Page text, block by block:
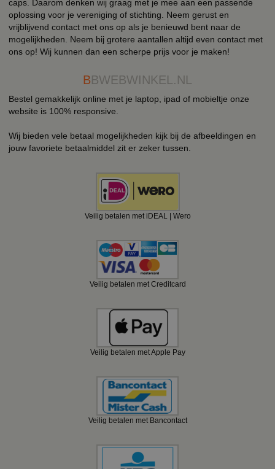
caps. Daarom denken wij graag met je mee aan een passende
oplossing voor je vereniging of stichting. Neem gerust en
vrijblijvend contact met ons op als je benieuwd bent naar de
mogelijkheden. Neem bij grotere aantallen altijd even contact met
ons op! Wij kunnen dan een scherpe prijs voor je maken!
BBWEBWINKEL.NL
Bestel gemakkelijk online met je laptop, ipad of mobieltje onze
website is 100% responsive.
Wij bieden vele betaal mogelijkheden kijk bij de afbeeldingen en
jouw favoriete betaalmiddel zit er zeker tussen.
Veilig betalen met iDEAL | Wero
Veilig betalen met Creditcard
Veilig betalen met Apple Pay
Veilig betalen met Bancontact